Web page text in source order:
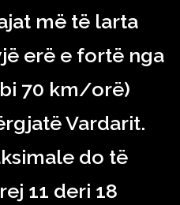
më të larta
erë e fortë nga
70 km/orë)
Vardarit.
do të
11 deri 18